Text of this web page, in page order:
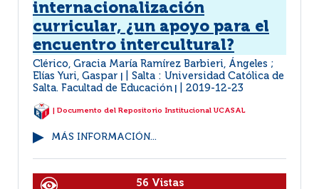
internacionalización
curricular, ¿un apoyo para el
encuentro intercultural?
Clérico, Gracia María Ramírez Barbieri, Ángeles ;
Elías Yuri, Gaspar
Salta : Universidad Católica de
Salta. Facultad de Educación
2019-12-23
| Documento del Repositorio Institucional UCASAL
MÁS INFORMACIÓN...
56 Vistas